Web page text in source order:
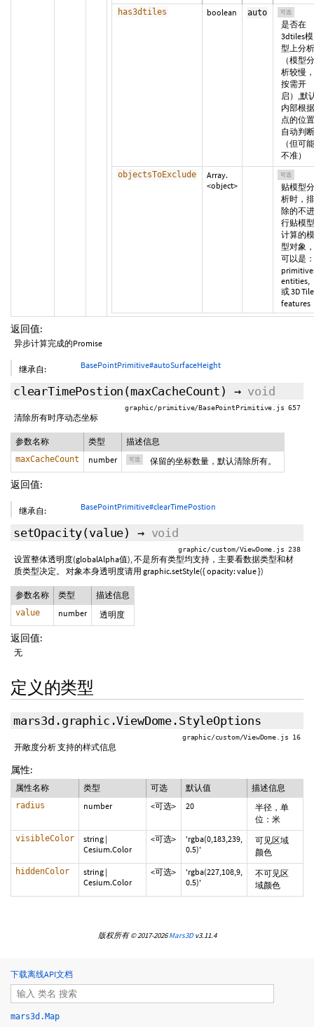
has3dtiles boolean auto 可选
是否在
3dtiles模
型上分析
（模型分
析较慢，
按需开
启）,默
内部根据
点的位置
自动判断
（但可能
不准）
objectsToExclude
Array.
<object>
可选
贴模型分
析时，排
除的不进
行贴模型
计算的模
型对象，
可以是：
entities,
或 3D
features
返回值:
异步计算完成的Promise
继承自: BasePointPrimitive#autoSurfaceHeight
clearTimePostion (maxCacheCount ) → void
graphic/primitive/BasePointPrimitive.js 657
清除所有时序动态坐标
参数名称 类型 描述信息
maxCacheCount number 可选 保留的坐标数量，默认清除所有。
返回值:
继承自: BasePointPrimitive#clearTimePostion
setOpacity(value) → void
graphic/custom/ViewDome.js 238
设置整体透明度(globalAlpha值), 不是所有类型均支持，主要看数据类型和材
质类型决定。 对象本身透明度请用 graphic.setStyle({ opacity: value })
参数名称 类型 描述信息
value number 透明度
返回值:
无
定义的类型
mars3d.graphic.ViewDome.StyleOptions
graphic/custom/ViewDome.js 16
开敞度分析 支持的样式信息
属性:
属性名称 类型 可选 默认值 描述信息
radius number <可选> 20
半径，单
位：米
visibleColor string |
Cesium.Color
<可选>
'rgba(0,183,239,
0.5)'
可见区域
颜色
hiddenColor string |
Cesium.Color
<可选>
'rgba(227,108,9,
0.5)'
不可见区
域颜色
版权所有 © 2017-2026Mars3Dv3.11.4
下载离线API文档
mars3d.Map